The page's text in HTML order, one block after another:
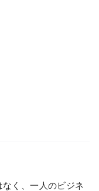
く、一人のビジネ